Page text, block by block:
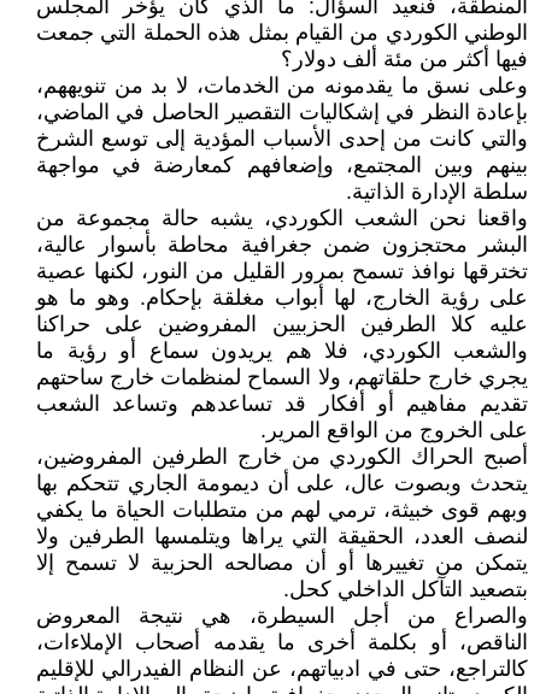
المنطقة، فنعيد السؤال: ما الذي كان يؤخر المجلس
الوطني الكوردي من القيام بمثل هذه الحملة التي جمعت
فيها أكثر من مئة ألف دولار؟
وعلى نسق ما يقدمونه من الخدمات، لا بد من تنويههم،
بإعادة النظر في إشكاليات التقصير الحاصل في الماضي،
والتي كانت من إحدى الأسباب المؤدية إلى توسع الشرخ
بينهم وبين المجتمع، وإضعافهم كمعارضة في مواجهة
سلطة الإدارة الذاتية.
واقعنا نحن الشعب الكوردي، يشبه حالة مجموعة من
البشر محتجزون ضمن جغرافية محاطة بأسوار عالية،
تخترقها نوافذ تسمح بمرور القليل من النور، لكنها عصية
على رؤية الخارج، لها أبواب مغلقة بإحكام. وهو ما هو
عليه كلا الطرفين الحزبيين المفروضين على حراكنا
والشعب الكوردي، فلا هم يريدون سماع أو رؤية ما
يجري خارج حلقاتهم، ولا السماح لمنظمات خارج ساحتهم
تقديم مفاهيم أو أفكار قد تساعدهم وتساعد الشعب
على الخروج من الواقع المرير.
أصبح الحراك الكوردي من خارج الطرفين المفروضين،
يتحدث وبصوت عال، على أن ديمومة الجاري تتحكم بها
وبهم قوى خبيثة، ترمي لهم من متطلبات الحياة ما يكفي
لنصف العدد، الحقيقة التي يراها ويتلمسها الطرفين ولا
يتمكن من تغييرها أو أن مصالحه الحزبية لا تسمح إلا
بتصعيد التآكل الداخلي كحل.
والصراع من أجل السيطرة، هي نتيجة المعروض
الناقص، أو بكلمة أخرى ما يقدمه أصحاب الإملاءات،
كالتراجع، حتى في ادبياتهم، عن النظام الفيدرالي للإقليم